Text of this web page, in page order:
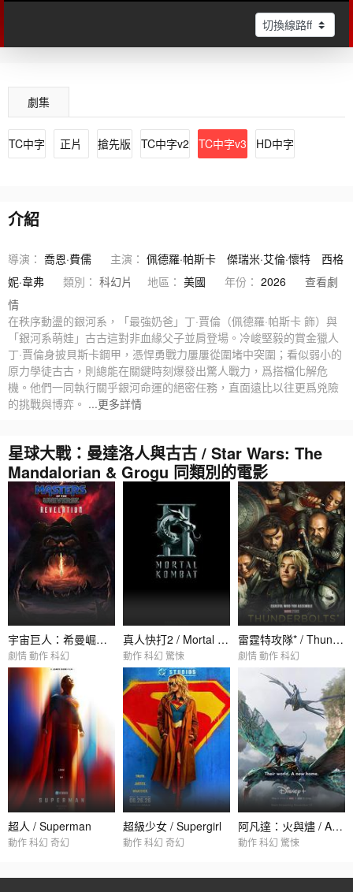
劇集
TC中字 正片 搶先版 TC中字v2 TC中字v3 HD中字
介紹
導演： 喬恩·費儒 主演： 佩德羅·帕斯卡 傑瑞米·艾倫·懷特
西格
妮·韋弗
類別： 科幻片 地區： 美國 年份： 2026
查看劇
情
在秩序動盪的銀河系，「最強奶爸」丁·賈倫（佩德羅·帕斯卡 飾）與
「銀河系萌娃」古古這對非血緣父子並肩登場。冷峻堅毅的賞金獵人
丁·賈倫身披貝斯卡鋼甲，憑悍勇戰力屢屢從圍堵中突圍；看似弱小的
原力學徒古古，則總能在關鍵時刻爆發出驚人戰力，爲搭檔化解危
機。他們一同執行關乎銀河命運的絕密任務，直面遠比以往更爲兇險
的挑戰與博弈。 ...更多詳情
星球大戰：曼達洛人與古古 / Star Wars: The
Mandalorian & Grogu 同類別的電影
宇宙巨人：希曼崛起 / Masters of the Universe
劇情 動作 科幻
真人快打2 / Mortal Kombat 2
動作 科幻 驚悚
雷霆特攻隊* / Thunderbolts*
劇情 動作 科幻
超人 / Superman
動作 科幻 奇幻
超級少女 / Supergirl
動作 科幻 奇幻
阿凡達：火與燼 / Avatar: Fire and Ash
動作 科幻 驚悚